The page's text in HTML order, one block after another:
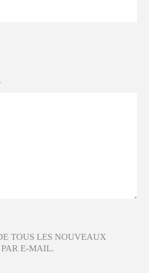
TOUS LES NOUVEAUX
E-MAIL.